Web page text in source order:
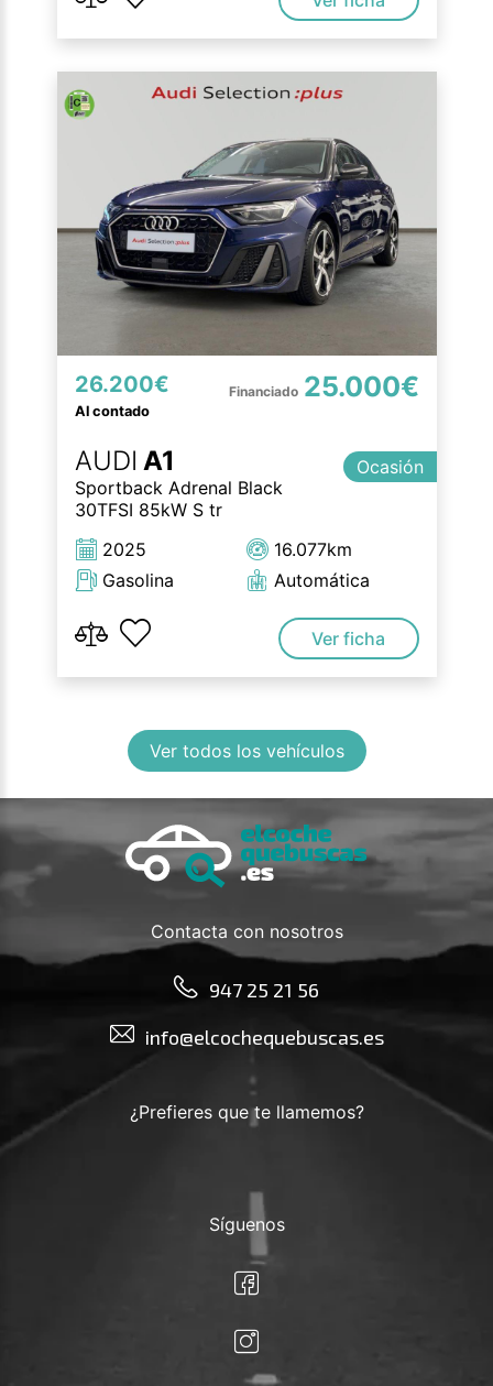
26.200€
Al contado
25.000€
AUDI A1
Sportback Adrenal Black
30TFSI 85kW S tr
Ocasión
2025
Gasolina
16.077km
Automática
Ver ficha
Ver todos los vehículos
Contacta con nosotros
947 25 21 56
info@elcochequebuscas.es
¿Prefieres que te llamemos?
Síguenos